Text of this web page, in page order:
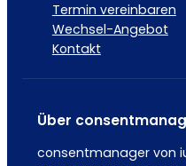
Termin vereinbaren
Wechsel-Angebot
Kontakt
Über
consentmanager von